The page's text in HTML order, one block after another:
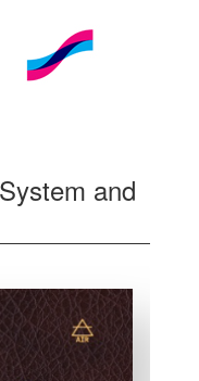
and